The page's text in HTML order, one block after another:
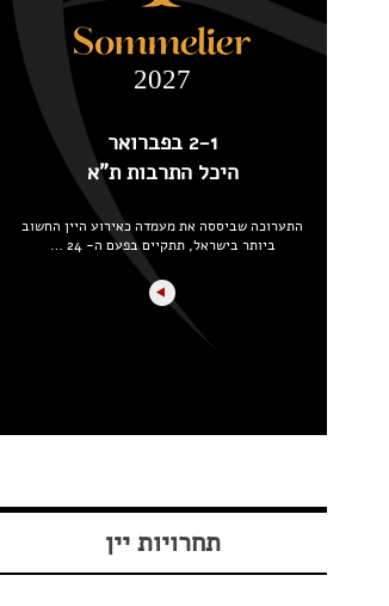
2027
2-1 בפברואר
היכל התרבות ת"א
התערוכה שביססה את מעמדה כאירוע היין החשוב
ביותר בישראל, תתקיים בפעם ה- 24 …
תחרויות יין